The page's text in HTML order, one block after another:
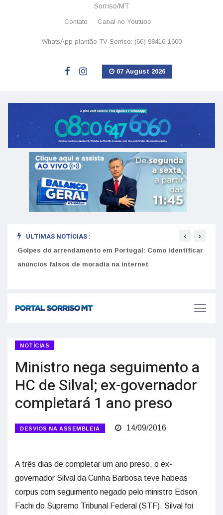
Sorriso/MT
Contato Canal no Youtube
WhatsApp plantão TV Sorriso: (66) 98416-1600
07 August 2026
ÚLTIMAS NOTÍCIAS :
Golpes do arrendamento em Portugal: Como identificar
anúncios falsos de moradia na internet
‹ ›
NOTÍCIAS
Ministro nega seguimento a
HC de Silval; ex-governador
completará 1 ano preso
DESVIOS NA ASSEMBLEIA 14/09/2016
A três dias de completar um ano preso, o ex-
governador Silval da Cunha Barbosa teve habeas
corpus com seguimento negado pelo ministro Edson
Fachi do Supremo Tribunal Federal (STF). Silval foi